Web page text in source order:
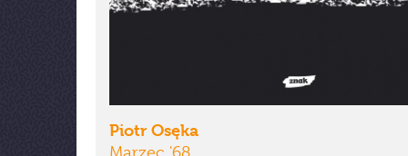
Piotr Osęka
Marzec '68